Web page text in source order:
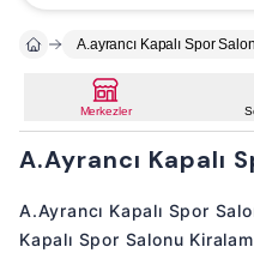
A.ayrancı Kapalı Spor
Merkezler
A.Ayrancı Kapalı
A.Ayrancı Kapalı Spor
Kapalı Spor Salonu